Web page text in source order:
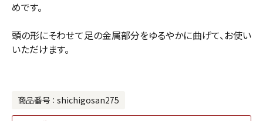
めです。
頭の形にそわせて足の金属部分をゆるやかに曲げて、お使い
いただけます。
商品番号 shichigosan275